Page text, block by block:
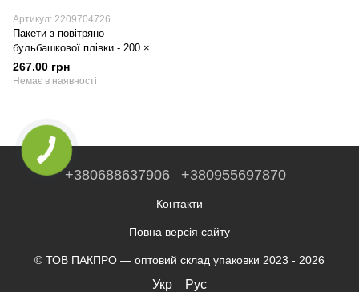
Артикул: 2209704726
Пакети з повітряно-
бульбашкової плівки - 200 ×
300 / 100 шт PackPro
267.00 грн
Немає в наявності
+380688637906 +380955697870
Контакти
Повна версія сайту
© ТОВ ПАКПРО — оптовий склад упаковки 2023 - 2026
Укр Рус